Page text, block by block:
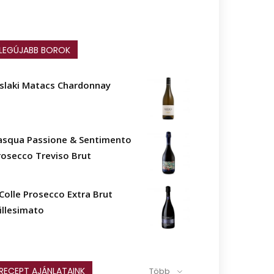
BOROK
Matacs Chardonnay
Passione & Sentimento
Treviso Brut
Prosecco Extra Brut
AJÁNLATAINK Több